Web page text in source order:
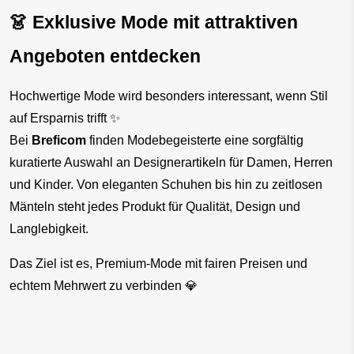
👗 Exklusive Mode mit attraktiven
Angeboten entdecken
Hochwertige Mode wird besonders interessant, wenn Stil
auf Ersparnis trifft ✨
Bei Breficom finden Modebegeisterte eine sorgfältig
kuratierte Auswahl an Designerartikeln für Damen, Herren
und Kinder. Von eleganten Schuhen bis hin zu zeitlosen
Mänteln steht jedes Produkt für Qualität, Design und
Langlebigkeit.
Das Ziel ist es, Premium-Mode mit fairen Preisen und
echtem Mehrwert zu verbinden 💎